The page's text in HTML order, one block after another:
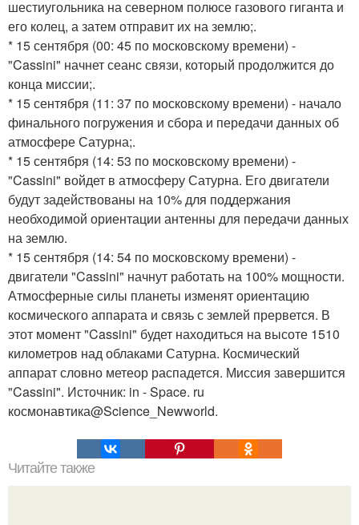
шестиугольника на северном полюсе газового гиганта и
его колец, а затем отправит их на землю;.
* 15 сентября (00: 45 по московскому времени) -
"Cassini" начнет сеанс связи, который продолжится до
конца миссии;.
* 15 сентября (11: 37 по московскому времени) - начало
финального погружения и сбора и передачи данных об
атмосфере Сатурна;.
* 15 сентября (14: 53 по московскому времени) -
"Cassini" войдет в атмосферу Сатурна. Его двигатели
будут задействованы на 10% для поддержания
необходимой ориентации антенны для передачи данных
на землю.
* 15 сентября (14: 54 по московскому времени) -
двигатели "Cassini" начнут работать на 100% мощности.
Атмосферные силы планеты изменят ориентацию
космического аппарата и связь с землей прервется. В
этот момент "Cassini" будет находиться на высоте 1510
километров над облаками Сатурна. Космический
аппарат словно метеор распадется. Миссия завершится
"Cassini". Источник: in - Space. ru
космонавтика@Science_Newworld.
Читайте также